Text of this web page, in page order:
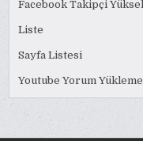
Facebook Takipçi
Liste
Sayfa Listesi
Youtube Yorum